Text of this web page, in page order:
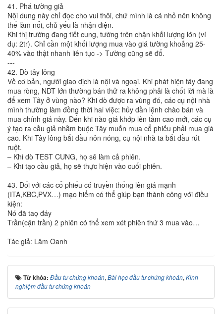
41. Phá tường giả
Nội dung này chỉ đọc cho vui thôi, chứ mình là cá nhỏ nên không
thể làm nổi, chủ yếu là nhận diện.
Khi thị trường đang tiết cung, tường trên chặn khối lượng lớn (ví
dụ: 2tr). Chỉ cần một khối lượng mua vào giá tường khoảng 25-
40% vào thật nhanh liên tục -> Tường cũng sẽ đổ.
---
42. Dò tây lông
Về cơ bản, người giao dịch là nội và ngoại. Khi phát hiện tây đang
mua ròng, NDT lớn thường bán thử ra không phải là chốt lời mà là
để xem Tây ở vùng nào? Khi dò được ra vùng đó, các cụ nội nhà
mình thường làm đồng thời hai việc: hủy dần lệnh chào bán và
mua chính giá này. Đến khi nào giá khớp lên tầm cao mới, các cụ
ý tạo ra cầu giả nhằm buộc Tây muốn mua cổ phiếu phải mua giá
cao. Khi Tây lông bắt đầu nôn nóng, cụ nội nhà ta bắt đầu rút
ruột.
– Khi dò TEST CUNG, họ sẽ làm cả phiên.
– Khi tạo cầu giả, họ sẽ thực hiện vào cuối phiên.
43. Đối với các cổ phiếu có truyền thống lên giá mạnh
(ITA,KBC,PVX…) mạo hiểm có thể giúp bạn thành công với điều
kiện:
Nó đã taọ đáy
Trần(cận trần) 2 phiên có thể xem xét phiên thứ 3 mua vào…
Tác giả: Lâm Oanh
Từ khóa: Đầu tư chứng khoán, Bài học đầu tư chứng khoán, Kinh
nghiệm đầu tư chứng khoán